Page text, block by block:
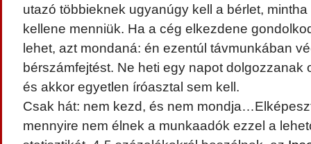
utazó többieknek ugyanúgy kell a bérlet,
kellene menniük. Ha a cég elkezdene
lehet, azt mondaná: én ezentúl távmunkában
bérszámfejtést. Ne heti egy napot dolgozzanak
és akkor egyetlen íróasztal sem kell.
Csak hát: nem kezd, és nem
mennyire nem élnek a munkaadók ezzel a